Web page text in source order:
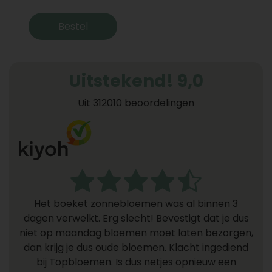
Bestel
Uit 312010 beoordelingen
Het boeket zonnebloemen was al binnen 3
dagen verwelkt. Erg slecht! Bevestigt dat je dus
niet op maandag bloemen moet laten bezorgen,
dan krijg je dus oude bloemen. Klacht ingediend
bij Topbloemen. Is dus netjes opnieuw een